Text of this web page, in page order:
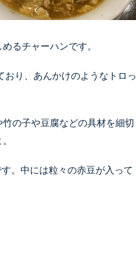
るチャーハンです。
り、あんかけのようなトロっ
の子や豆腐などの具材を細切
。中には粒々の赤豆が入って